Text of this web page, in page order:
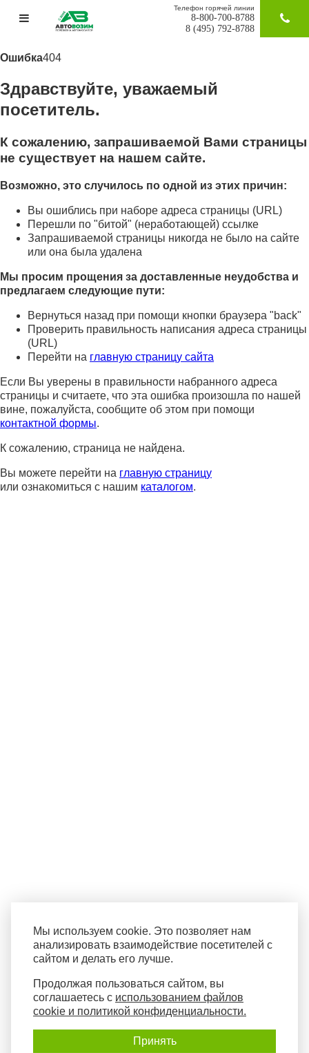
Телефон горячей линии
8-800-700-8788
8 (495) 792-8788
Ошибка404
Здравствуйте, уважаемый
посетитель.
К сожалению, запрашиваемой Вами страницы
не существует на нашем сайте.
Возможно, это случилось по одной из этих причин:
Вы ошиблись при наборе адреса страницы (URL)
Перешли по "битой" (неработающей) ссылке
Запрашиваемой страницы никогда не было на сайте
или она была удалена
Мы просим прощения за доставленные неудобства и
предлагаем следующие пути:
Вернуться назад при помощи кнопки браузера "back"
Проверить правильность написания адреса страницы
(URL)
Перейти на главную страницу сайта
Если Вы уверены в правильности набранного адреса
страницы и считаете, что эта ошибка произошла по нашей
вине, пожалуйста, сообщите об этом при помощи
контактной формы.
К сожалению, страница не найдена.
Вы можете перейти на главную страницу
или ознакомиться с нашим каталогом.
Мы используем cookie. Это позволяет нам
анализировать взаимодействие посетителей с
сайтом и делать его лучше.
Продолжая пользоваться сайтом, вы
соглашаетесь с использованием файлов
cookie и политикой конфиденциальности.
Принять